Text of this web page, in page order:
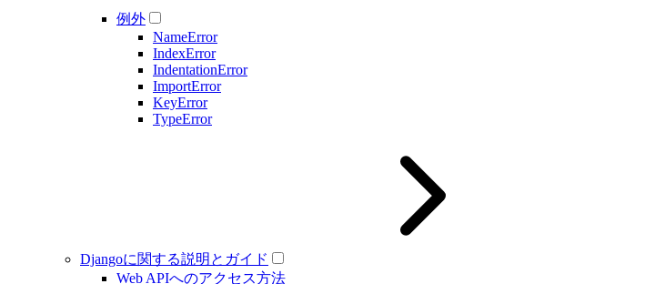
例外
NameError
IndexError
IndentationError
ImportError
KeyError
TypeError
Djangoに関する説明とガイド
Web APIへのアクセス方法